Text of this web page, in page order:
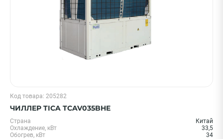
Цена 0 - 2000000 ₽
Royal Clima
Shuft
Electrolux
Код товара: 205282
ЧИЛЛЕР TICA TCAV035BHE
Страна
Китай
Охлаждение, кВт
33,5
Обогрев, кВт
34